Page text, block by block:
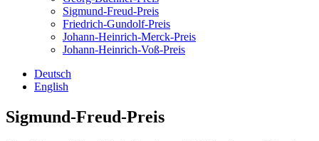
Sigmund-Freud-Preis
Friedrich-Gundolf-Preis
Johann-Heinrich-Merck-Preis
Johann-Heinrich-Voß-Preis
Deutsch
English
Sigmund-Freud-Preis